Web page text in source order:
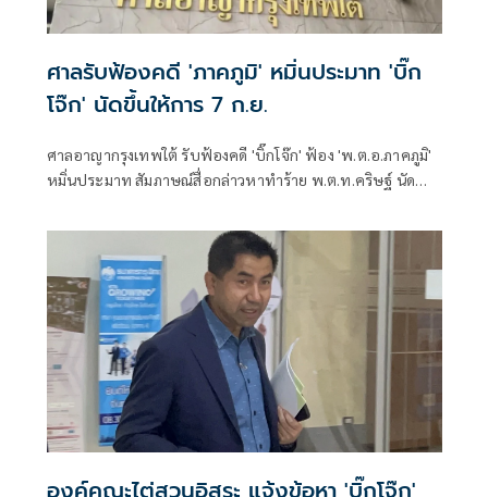
ศาลรับฟ้องคดี 'ภาคภูมิ' หมิ่นประมาท 'บิ๊ก
โจ๊ก' นัดขึ้นให้การ 7 ก.ย.
ศาลอาญากรุงเทพใต้ รับฟ้องคดี 'บิ๊กโจ๊ก' ฟ้อง 'พ.ต.อ.ภาคภูมิ'
หมิ่นประมาท สัมภาษณ์สื่อกล่าวหาทำร้าย พ.ต.ท.คริษฐ์ นัด